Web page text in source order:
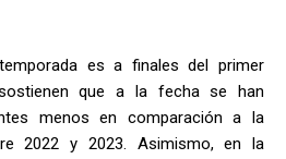
es a finales del primer
que a la fecha se han
menos en comparación a la
2022 y 2023. Asimismo, en la